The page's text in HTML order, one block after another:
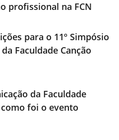
profissional na FCN
para o 11º Simpósio
Faculdade Canção
da Faculdade
foi o evento